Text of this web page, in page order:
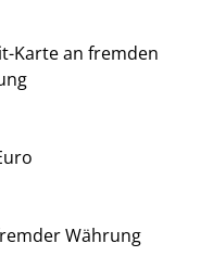
Karte an fremden
Währung